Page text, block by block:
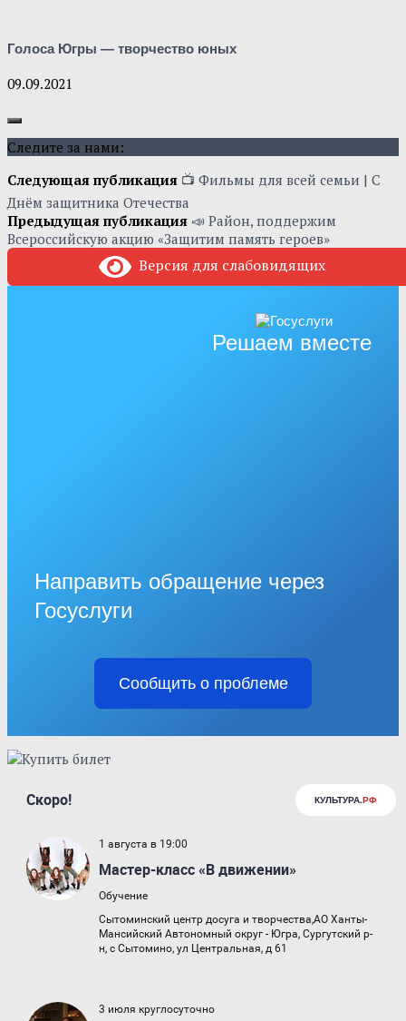
Голоса Югры — творчество юных
09.09.2021
Следите за нами:
Следующая публикация 📺 Фильмы для всей семьи | С
Днём защитника Отечества
Предыдущая публикация 📣 Район, поддержим
Всероссийскую акцию «Защитим память героев»
Версия для слабовидящих
Решаем вместе
Направить обращение через
Госуслуги
Сообщить о проблеме